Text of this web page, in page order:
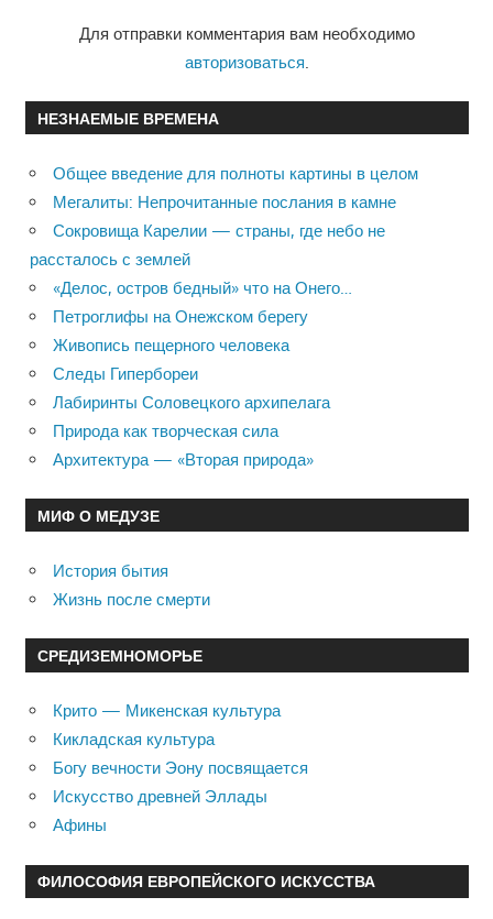
Для отправки комментария вам необходимо
авторизоваться
НЕЗНАЕМЫЕ ВРЕМЕНА
Общее введение для полноты картины в целом
Мегалиты: Непрочитанные послания в камне
Сокровища Карелии — страны, где небо не
рассталось с землей
«Делос, остров бедный» что на Онего…
Петроглифы на Онежском берегу
Живопись пещерного человека
Следы Гипербореи
Лабиринты Соловецкого архипелага
Природа как творческая сила
Архитектура — «Вторая природа»
МИФ О МЕДУЗЕ
История бытия
Жизнь после смерти
СРЕДИЗЕМНОМОРЬЕ
Крито — Микенская культура
Кикладская культура
Богу вечности Эону посвящается
Искусство древней Эллады
Афины
ФИЛОСОФИЯ ЕВРОПЕЙСКОГО ИСКУССТВА